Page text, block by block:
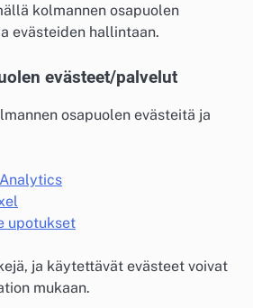
kolmannen osapuolen
evästeiden hallintaan.
evästeet/palvelut
osapuolen evästeitä ja
upotukset
ja käytettävät evästeet voivat
mukaan.